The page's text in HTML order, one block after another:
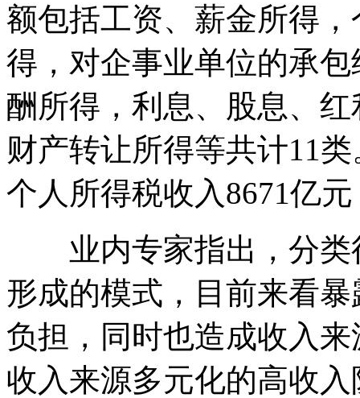
额包括工资、薪金所得
得，对企事业单位的承
酬所得，利息、股息、
财产转让所得等共计11
个人所得税收入8671亿
业内专家指出，分类
形成的模式，目前来看
负担，同时也造成收入
收入来源多元化的高收